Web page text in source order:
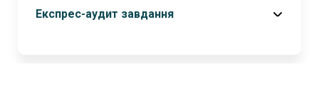
Експрес-аудит завдання